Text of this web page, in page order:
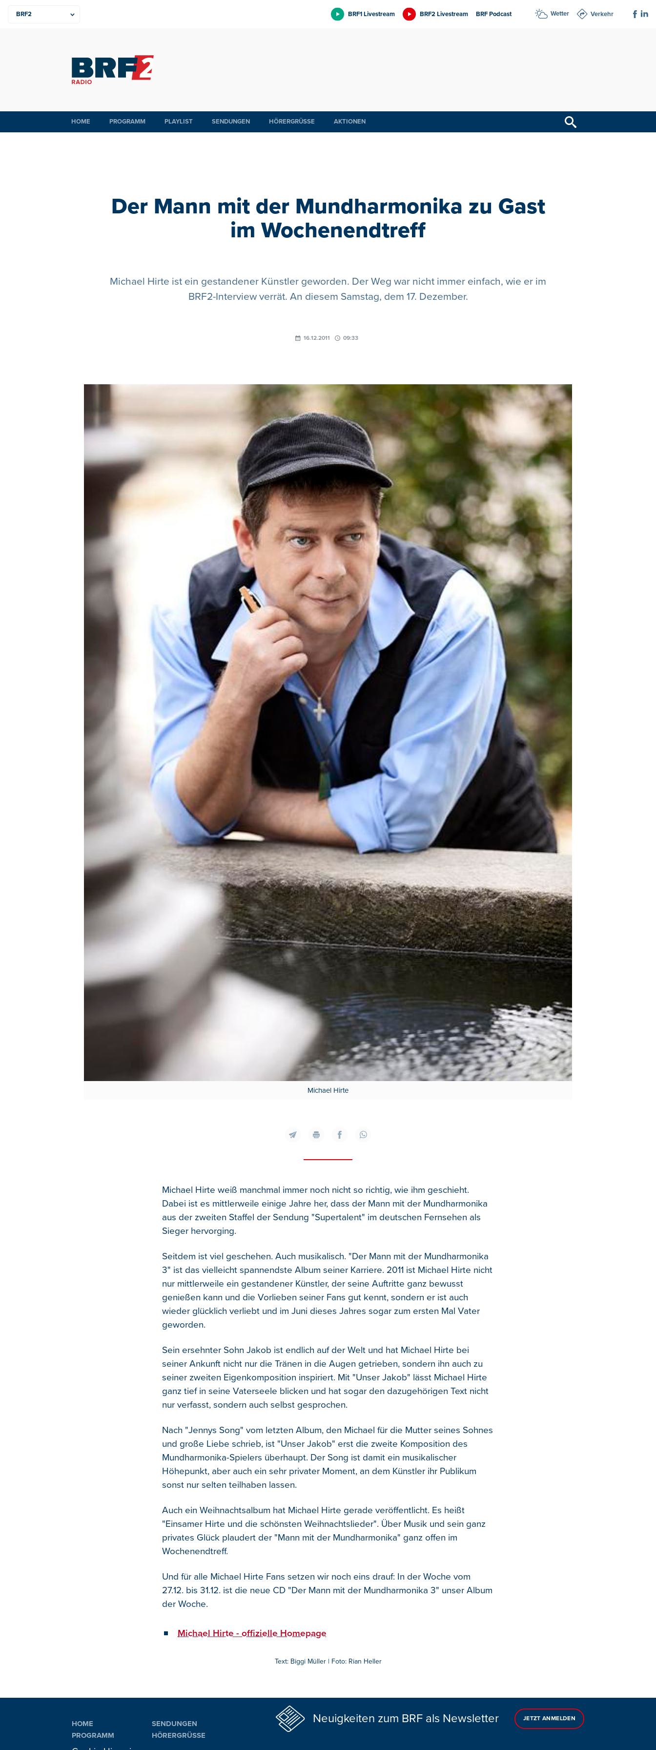
BRF1 Livestream BRF2 Livestream BRF Podcast Wetter Verkehr
HOME PROGRAMM PLAYLIST SENDUNGEN HÖRERGRÜSSE AKTIONEN
Der Mann mit der Mundharmonika zu Gast
im Wochenendtreff
Michael Hirte ist ein gestandener Künstler geworden. Der Weg war nicht immer einfach, wie er im
BRF2-Interview verrät. An diesem Samstag, dem 17. Dezember.
16.12.2011 09:33
Michael Hirte
Michael Hirte weiß manchmal immer noch nicht so richtig, wie ihm geschieht.
Dabei ist es mittlerweile einige Jahre her, dass der Mann mit der Mundharmonika
aus der zweiten Staffel der Sendung "Supertalent" im deutschen Fernsehen als
Sieger hervorging.
Seitdem ist viel geschehen. Auch musikalisch. "Der Mann mit der Mundharmonika
3" ist das vielleicht spannendste Album seiner Karriere. 2011 ist Michael Hirte nicht
nur mittlerweile ein gestandener Künstler, der seine Auftritte ganz bewusst
genießen kann und die Vorlieben seiner Fans gut kennt, sondern er ist auch
wieder glücklich verliebt und im Juni dieses Jahres sogar zum ersten Mal Vater
geworden.
Sein ersehnter Sohn Jakob ist endlich auf der Welt und hat Michael Hirte bei
seiner Ankunft nicht nur die Tränen in die Augen getrieben, sondern ihn auch zu
seiner zweiten Eigenkomposition inspiriert. Mit "Unser Jakob" lässt Michael Hirte
ganz tief in seine Vaterseele blicken und hat sogar den dazugehörigen Text nicht
nur verfasst, sondern auch selbst gesprochen.
Nach "Jennys Song" vom letzten Album, den Michael für die Mutter seines Sohnes
und große Liebe schrieb, ist "Unser Jakob" erst die zweite Komposition des
Mundharmonika-Spielers überhaupt. Der Song ist damit ein musikalischer
Höhepunkt, aber auch ein sehr privater Moment, an dem Künstler ihr Publikum
sonst nur selten teilhaben lassen.
Auch ein Weihnachtsalbum hat Michael Hirte gerade veröffentlicht. Es heißt
"Einsamer Hirte und die schönsten Weihnachtslieder". Über Musik und sein ganz
privates Glück plaudert der "Mann mit der Mundharmonika" ganz offen im
Wochenendtreff.
Und für alle Michael Hirte Fans setzen wir noch eins drauf: In der Woche vom
27.12. bis 31.12. ist die neue CD "Der Mann mit der Mundharmonika 3" unser Album
der Woche.
Michael Hirte - offizielle Homepage
Text: Biggi Müller | Foto: Rian Heller
HOME
PROGRAMM
PLAYLIST
SENDUNGEN
HÖRERGRÜSSE
Neuigkeiten zum BRF als Newsletter JETZT ANMELDEN